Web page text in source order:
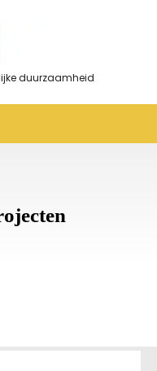
duurzaamheid